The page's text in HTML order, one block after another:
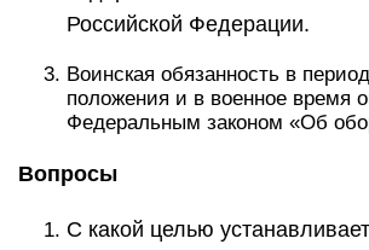
Российской Федерации.
Воинская обязанность в
положения и в военное время
Федеральным законом «Об
Вопросы
С какой целью